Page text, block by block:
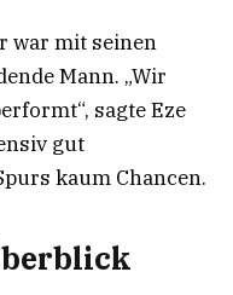
war mit seinen
Mann. „Wir
sagte Eze
gut
kaum Chancen.